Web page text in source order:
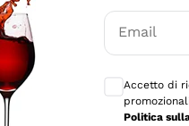
diversi e con
Email
Accetto di
Politica